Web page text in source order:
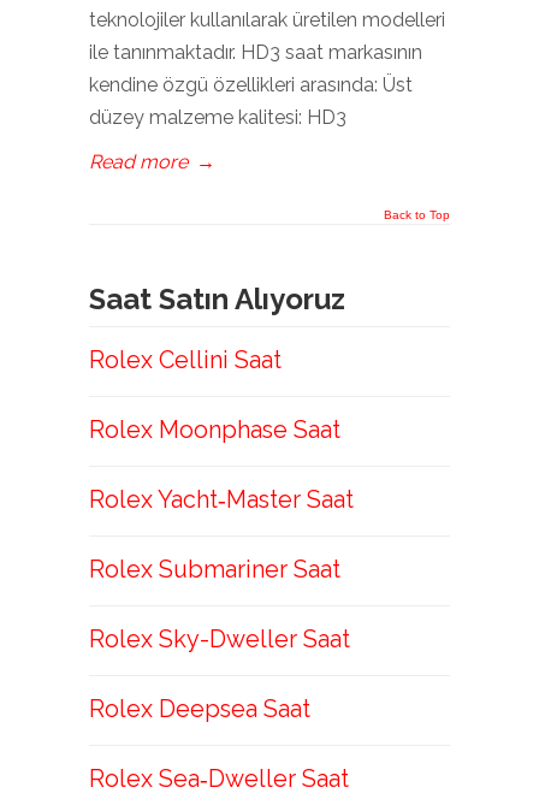
teknolojiler kullanılarak üretilen modelleri
ile tanınmaktadır. HD3 saat markasının
kendine özgü özellikleri arasında: Üst
düzey malzeme kalitesi: HD3
Read more →
Back to Top
Saat Satın Alıyoruz
Rolex Cellini Saat
Rolex Moonphase Saat
Rolex Yacht‑Master Saat
Rolex Submariner Saat
Rolex Sky-Dweller Saat
Rolex Deepsea Saat
Rolex Sea‑Dweller Saat